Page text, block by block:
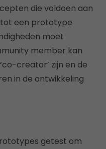
die voldoen aan
een prototype
moet
member kan
creator’ zijn en de
in de ontwikkeling
getest om